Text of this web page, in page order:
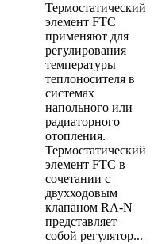
Термостатический
элемент FTC
применяют для
регулирования
температуры
теплоносителя в
системах
напольного или
радиаторного
отопления.
Термостатический
элемент FTC в
сочетании с
двухходовым
клапаном RA-N
представляет
собой регулятор...